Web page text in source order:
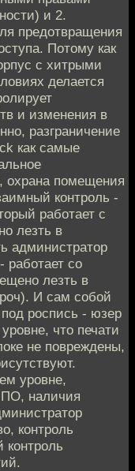
и 2.
предотвращения
Потому как
с хитрыми
делается
и изменения в
разграничение
как самые
охрана помещения
контроль -
работает с
лезть в
администратор
работает со
лезть в
И сам собой
роспись - юзер
что печати
не повреждены,
уровне,
ПО, наличия
контроль